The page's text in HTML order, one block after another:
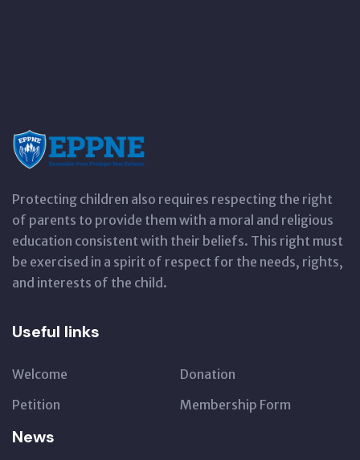
Protecting children also requires respecting the right
of parents to provide them with a moral and religious
education consistent with their beliefs. This right must
be exercised in a spirit of respect for the needs, rights,
and interests of the child.
Useful links
Welcome
Donation
Petition
Membership Form
News